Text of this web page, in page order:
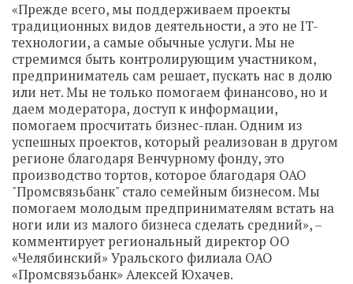
«Прежде всего, мы поддерживаем проекты
традиционных видов деятельности, а это не IT-
технологии, а самые обычные услуги. Мы не
стремимся быть контролирующим участником,
предприниматель сам решает, пускать нас в долю
или нет. Мы не только помогаем финансово, но и
даем модератора, доступ к информации,
помогаем просчитать бизнес-план. Одним из
успешных проектов, который реализован в другом
регионе благодаря Венчурному фонду, это
производство тортов, которое благодаря ОАО
"Промсвязьбанк" стало семейным бизнесом. Мы
помогаем молодым предпринимателям встать на
ноги или из малого бизнеса сделать средний», –
комментирует региональный директор ОО
«Челябинский» Уральского филиала ОАО
«Промсвязьбанк» Алексей Юхачев.